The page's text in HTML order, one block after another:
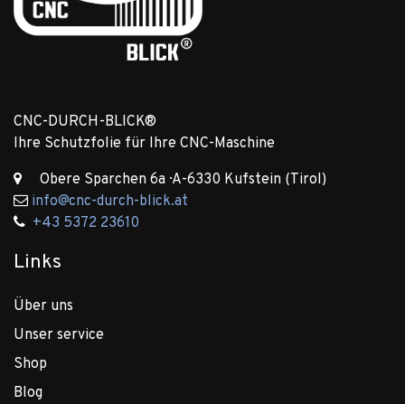
CNC-DURCH-BLICK®
Ihre Schutzfolie für Ihre CNC-Maschine
Obere Sparchen 6a · A-6330 Kufstein (Tirol)
info@cnc-durch-blick.at
+43 5372 23610
Links
Über uns
Unser service
Shop
Blog